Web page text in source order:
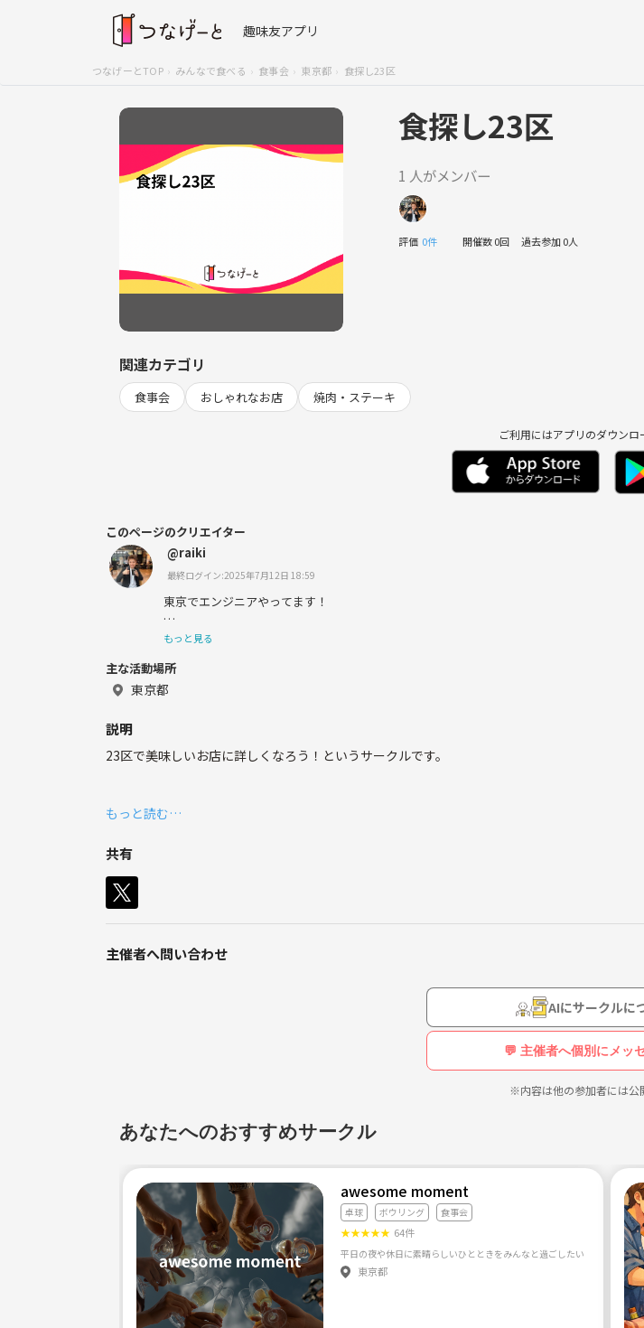
趣味友アプリ
つなげーとTOP みんなで食べる 食事会 東京都 食探し23区
食探し23区
1 人がメンバー
評価 0件 開催数 0回 過去参加 0人
関連カテゴリ
食事会 おしゃれなお店 焼肉・ステーキ
ご利用にはアプリのダウン
このページのクリエイター
@raiki
最終ログイン:2025年7月12日 18:59
東京でエンジニアやってます！
趣味は筋トレや美容です！
ぜひみなさん仲良くください👍
もっと見る
主な活動場所
東京都
説明
23区で美味しいお店に詳しくなろう！というサークルです。
もっと読む…
共有
主催者へ問い合わせ
AIにサークルに
💬 主催者へ個別にメッ
※内容は他の参加者には公
あなたへのおすすめサークル
awesome moment
卓球 ボウリング 食事会
★★★★★ 64件
平日の夜や休日に素晴らしいひとときをみんなと過ごしたいという思い
東京都